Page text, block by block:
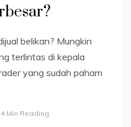
belikan? Mungkin
terlintas di kepala
yang sudah paham
Min Reading